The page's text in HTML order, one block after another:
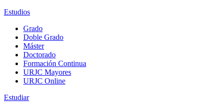
Estudios
Grado
Doble Grado
Máster
Doctorado
Formación Continua
URJC Mayores
URJC Online
Estudiar